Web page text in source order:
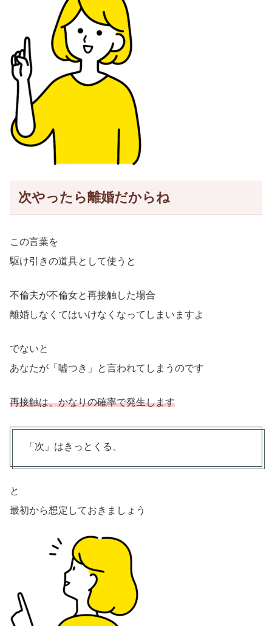
次やったら離婚だからね
この言葉を
駆け引きの道具として使うと
不倫夫が不倫女と再接触した場合
離婚しなくてはいけなくなってしまいますよ
でないと
あなたが「嘘つき」と言われてしまうのです
再接触は、かなりの確率で発生します
「次」はきっとくる、
と
最初から想定しておきましょう